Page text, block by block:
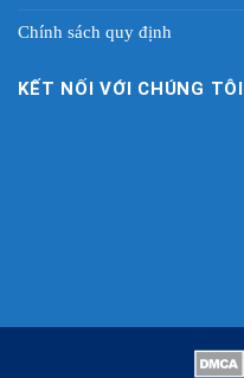
Chính sách quy định
KẾT NỐI VỚI CHÚNG TÔI